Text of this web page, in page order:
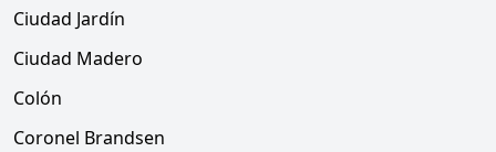
Ciudad Jardín
Ciudad Madero
Colón
Coronel Brandsen